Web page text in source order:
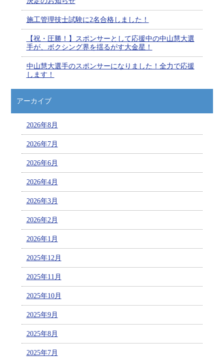
施工管理技士試験に2名合格しました！
【祝・圧勝！】スポンサーとして応援中の中山慧大選
手が、ボクシング界を揺るがす大金星！
中山慧大選手のスポンサーになりました！全力で応援
します！
アーカイブ
2026年8月
2026年7月
2026年6月
2026年4月
2026年3月
2026年2月
2026年1月
2025年12月
2025年11月
2025年10月
2025年9月
2025年8月
2025年7月